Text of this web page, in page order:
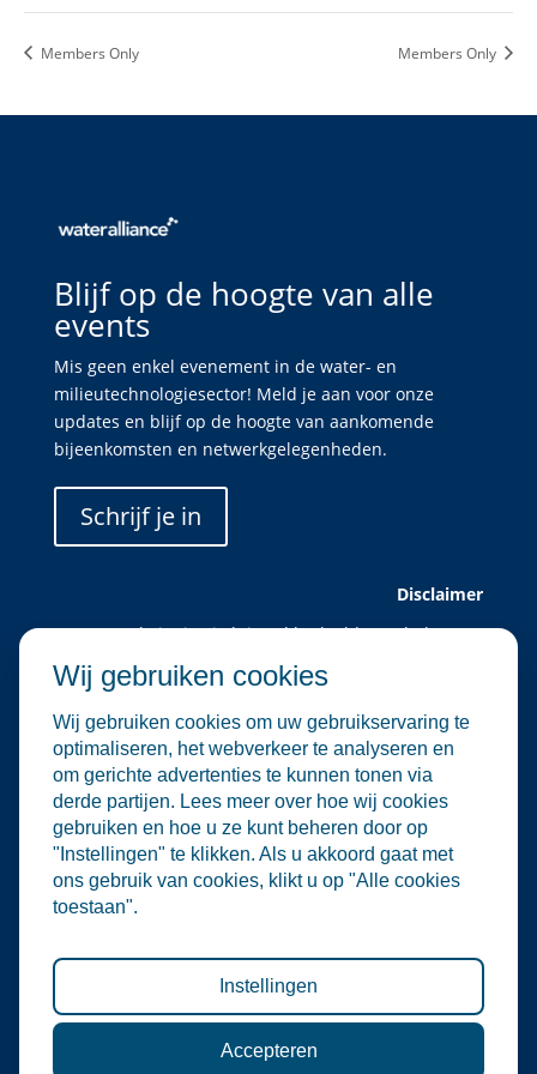
Members Only Members Only
Blijf op de hoogte van alle
events
Mis geen enkel evenement in de water- en
milieutechnologiesector! Meld je aan voor onze
updates en blijf op de hoogte van aankomende
bijeenkomsten en netwerkgelegenheden.
Schrijf je in
Disclaimer
Deze website is uitsluitend bedoeld voor leden van
Water Alliance biedt dit platform aan om relevante
evenementen in de water- en
milieutechnologiesector te verzamelen en onder de
aandacht te brengen. Hoewel wij zorgvuldig omgaan
met de selectie en plaatsing van evenementen, zijn
wij niet verantwoordelijk voor de organisatie of
inhoud van externe evenementen.
De informatie op deze website is informatief van
aard. Er kunnen geen rechten worden ontleend aan
de inhoud van deze site, noch aan deelname aan de
geen enkele aansprakelijkheid voor directe of
indirecte schade die voortvloeit uit het gebruik van
deze informatie.
Wij gebruiken cookies
Wij gebruiken cookies om uw gebruikservaring te
optimaliseren, het webverkeer te analyseren en
om gerichte advertenties te kunnen tonen via
derde partijen. Lees meer over hoe wij cookies
gebruiken en hoe u ze kunt beheren door op
"Instellingen" te klikken. Als u akkoord gaat met
ons gebruik van cookies, klikt u op "Alle cookies
toestaan".
Instellingen
Accepteren